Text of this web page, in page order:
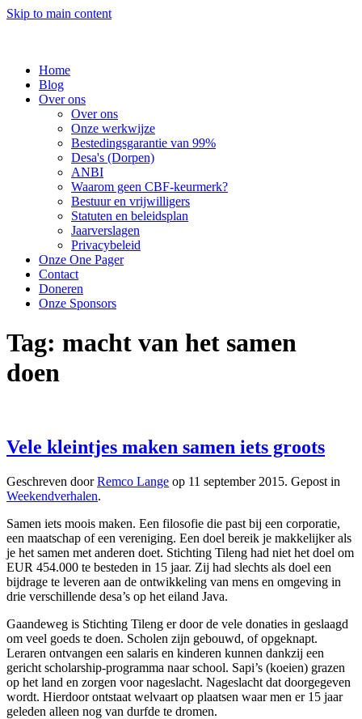
Skip to main content
Home
Blog
Over ons
Over ons
Onze werkwijze
Bestedingsgarantie van 99%
Desa's (Dorpen)
ANBI
Waarom geen CBF-keurmerk?
Bestuur en vrijwilligers
Statuten en beleidsplan
Jaarverslagen
Privacybeleid
Onze One Pager
Contact
Doneren
Onze Sponsors
Tag: macht van het samen
doen
Vele kleintjes maken samen iets groots
Geschreven doorRemco Lange op 11 september 2015. Gepost in
Weekendverhalen.
Samen iets moois maken. Een filosofie die past bij een corporatie,
een maatschap of een vereniging. Een doel bereik je makkelijker als
je het samen met anderen doet. Stichting Tileng had niet het doel om
EUR 454.000 te besteden in 15 jaar. Zij had slechts als doel een
bijdrage te leveren aan de ontwikkeling van mens en omgeving in
drie verschillende desa’s op het eiland Java.
Gaandeweg is Stichting Tileng er door de vele donaties in geslaagd
om veel goeds te doen. Scholen zijn gebouwd, of opgeknapt.
Leraren ontvangen een salaris en kinderen kunnen dankzij een
gericht scholarship-programma naar school. Sapi’s (koeien) grazen
op het land en zorgen voor nageslacht. Nageslacht dat doorgegeven
wordt. Hierdoor ontstaat welvaart op plaatsen waar men er 15 jaar
geleden alleen nog van durfde te dromen.